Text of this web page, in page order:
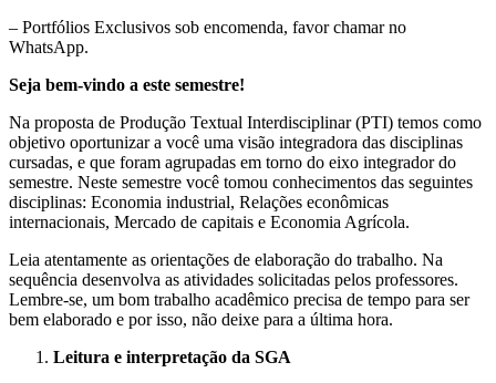
– Portfólios Exclusivos sob encomenda, favor chamar no
WhatsApp.
Seja bem-vindo a este semestre!
Na proposta de Produção Textual Interdisciplinar (PTI) temos como
objetivo oportunizar a você uma visão integradora das disciplinas
cursadas, e que foram agrupadas em torno do eixo integrador do
semestre. Neste semestre você tomou conhecimentos das seguintes
disciplinas: Economia industrial, Relações econômicas
internacionais, Mercado de capitais e Economia Agrícola.
Leia atentamente as orientações de elaboração do trabalho. Na
sequência desenvolva as atividades solicitadas pelos professores.
Lembre-se, um bom trabalho acadêmico precisa de tempo para ser
bem elaborado e por isso, não deixe para a última hora.
Leitura e interpretação da SGA